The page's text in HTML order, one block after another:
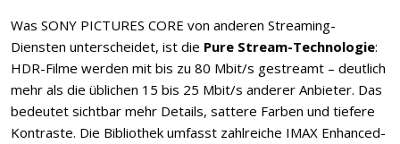
Was SONY PICTURES CORE von anderen Streaming-
Diensten unterscheidet, ist die Pure Stream-Technologie:
HDR-Filme werden mit bis zu 80 Mbit/s gestreamt – deutlich
mehr als die üblichen 15 bis 25 Mbit/s anderer Anbieter. Das
bedeutet sichtbar mehr Details, sattere Farben und tiefere
Kontraste. Die Bibliothek umfasst zahlreiche IMAX Enhanced-